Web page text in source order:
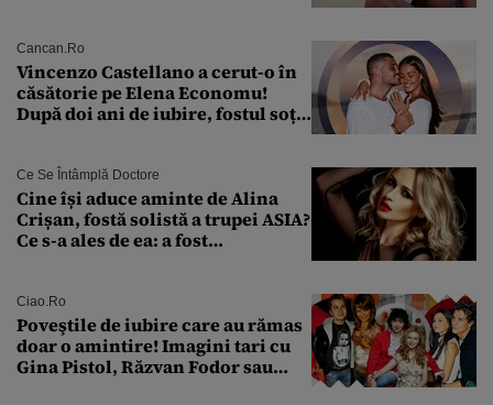
Cancan.ro
Vincenzo Castellano a cerut-o în
căsătorie pe Elena Economu!
După doi ani de iubire, fostul soț
Ce Se Întâmplă Doctore
Cine își aduce aminte de Alina
Crișan, fostă solistă a trupei ASIA?
Ce s-a ales de ea: a fost
Ciao.ro
Poveştile de iubire care au rămas
doar o amintire! Imagini tari cu
Gina Pistol, Răzvan Fodor sau